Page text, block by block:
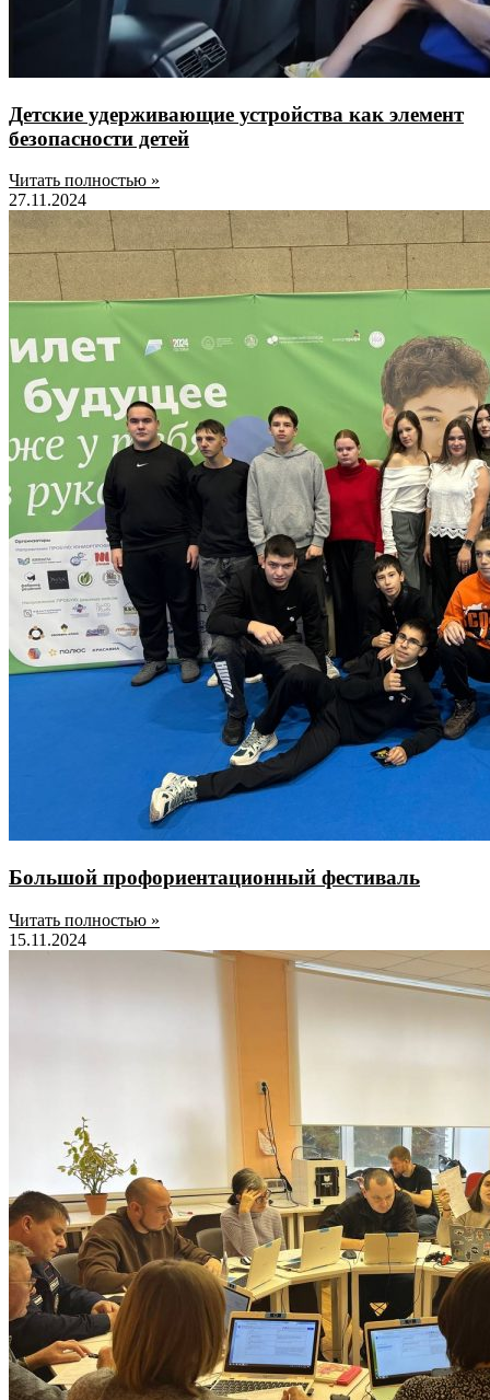
Детские удерживающие устройства как элемент
безопасности детей
Читать полностью »
27.11.2024
Большой профориентационный фестиваль
Читать полностью »
15.11.2024